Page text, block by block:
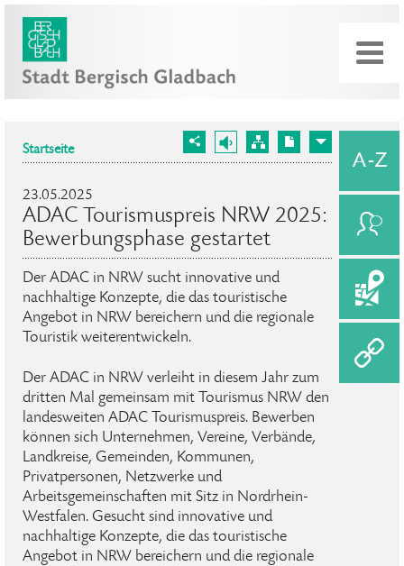
Startseite
23.05.2025
ADAC Tourismuspreis NRW 2025:
Bewerbungsphase gestartet
Der ADAC in NRW sucht innovative und
nachhaltige Konzepte, die das touristische
Angebot in NRW bereichern und die regionale
Touristik weiterentwickeln.
Der ADAC in NRW verleiht in diesem Jahr zum
dritten Mal gemeinsam mit Tourismus NRW den
landesweiten ADAC Tourismuspreis. Bewerben
können sich Unternehmen, Vereine, Verbände,
Landkreise, Gemeinden, Kommunen,
Privatpersonen, Netzwerke und
Arbeitsgemeinschaften mit Sitz in Nordrhein-
Westfalen. Gesucht sind innovative und
nachhaltige Konzepte, die das touristische
Angebot in NRW bereichern und die regionale